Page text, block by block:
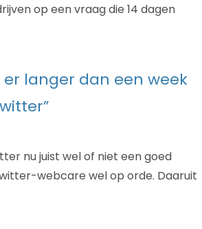
op een vraag die 14 dagen
er langer dan een week
nu juist wel of niet een goed
webcare wel op orde. Daaruit